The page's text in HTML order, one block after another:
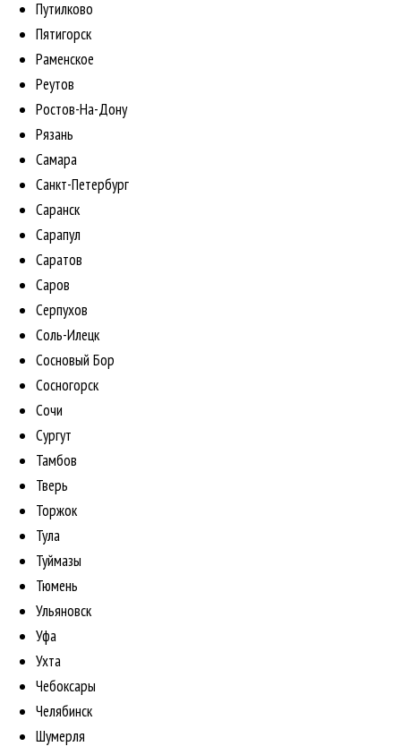
Путилково
Пятигорск
Раменское
Реутов
Ростов-На-Дону
Рязань
Самара
Санкт-Петербург
Саранск
Сарапул
Саратов
Саров
Серпухов
Соль-Илецк
Сосновый Бор
Сосногорск
Сочи
Сургут
Тамбов
Тверь
Торжок
Тула
Туймазы
Тюмень
Ульяновск
Уфа
Ухта
Чебоксары
Челябинск
Шумерля